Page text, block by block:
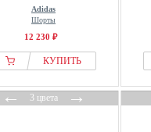
Adidas
Шорты
12 230 ₽
КУПИТЬ
←3 цвета→